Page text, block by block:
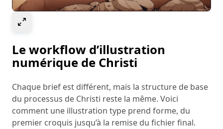
Le workflow d’illustration
numérique de Christi
Chaque brief est différent, mais la structure de base
du processus de Christi reste la même. Voici
comment une illustration type prend forme, du
premier croquis jusqu’à la remise du fichier final.